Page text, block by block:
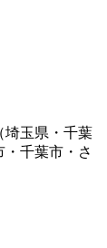
埼玉県・千葉
千葉市・さ